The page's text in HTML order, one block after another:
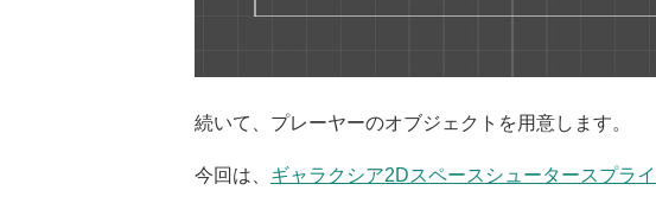
続いて、プレーヤーのオブジェクトを用意します。
今回は、 ギャラクシア2Dスペースシュータースプラ